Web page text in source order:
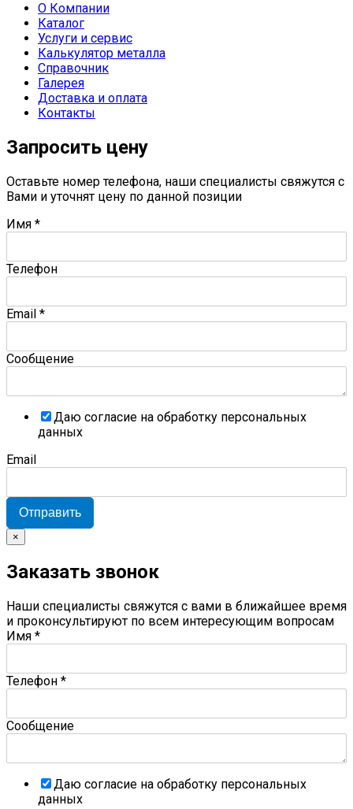
О Компании
Каталог
Услуги и сервис
Калькулятор металла
Справочник
Галерея
Доставка и оплата
Контакты
Запросить цену
Оставьте номер телефона, наши специалисты свяжутся с
Вами и уточнят цену по данной позиции
Имя *
Телефон
Email *
Сообщение
Даю согласие на обработку персональных
данных
Email
Отправить
×
Заказать звонок
Наши специалисты свяжутся с вами в ближайшее время
и проконсультируют по всем интересующим вопросам
Имя *
Телефон *
Сообщение
Даю согласие на обработку персональных
данных